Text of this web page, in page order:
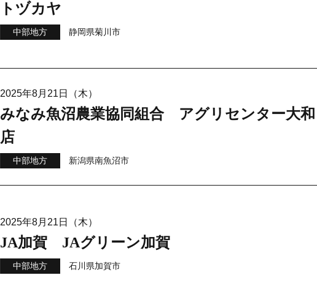
トヅカヤ
中部地方 静岡県菊川市
2025年8月21日（木）
みなみ魚沼農業協同組合 アグリセンター大和
店
中部地方 新潟県南魚沼市
2025年8月21日（木）
JA加賀 JAグリーン加賀
中部地方 石川県加賀市